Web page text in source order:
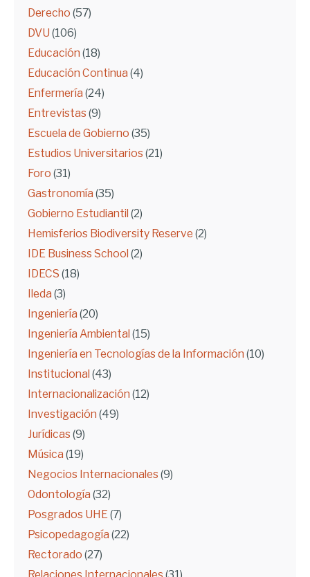
Derecho (57)
DVU (106)
Educación (18)
Educación Continua (4)
Enfermería (24)
Entrevistas (9)
Escuela de Gobierno (35)
Estudios Universitarios (21)
Foro (31)
Gastronomía (35)
Gobierno Estudiantil (2)
Hemisferios Biodiversity Reserve (2)
IDE Business School (2)
IDECS (18)
Ileda (3)
Ingeniería (20)
Ingeniería Ambiental (15)
Ingeniería en Tecnologías de la Información (10)
Institucional (43)
Internacionalización (12)
Investigación (49)
Jurídicas (9)
Música (19)
Negocios Internacionales (9)
Odontología (32)
Posgrados UHE (7)
Psicopedagogía (22)
Rectorado (27)
Relaciones Internacionales (31)